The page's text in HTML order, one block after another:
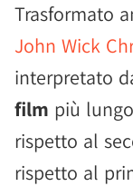
Trasformato
John Wick
interpretato
film più
rispetto al
rispetto al